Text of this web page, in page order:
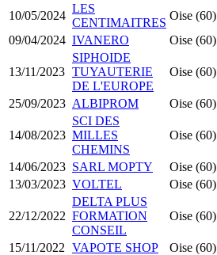
10/05/2024
LES
CENTIMAITRES
Oise (60)
09/04/2024 IVANERO Oise (60)
13/11/2023
SIPHOIDE
TUYAUTERIE
DE L'EUROPE
Oise (60)
25/09/2023 ALBIPROM Oise (60)
14/08/2023
SCI DES
MILLES
CHEMINS
Oise (60)
14/06/2023 SARL MOPTY Oise (60)
13/03/2023 VOLTEL Oise (60)
22/12/2022
DELTA PLUS
FORMATION
CONSEIL
Oise (60)
15/11/2022 VAPOTE SHOP Oise (60)